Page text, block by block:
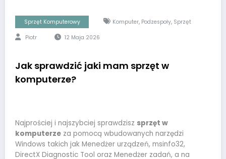
Sprzęt Komputerowy Komputer, Podzespoły, Sprzęt
Piotr 12 Maja 2026
Jak sprawdzić jaki mam sprzęt w
komputerze?
Najprościej i najszybciej sprawdzisz sprzęt w
komputerze za pomocą wbudowanych narzędzi
Windows takich jak Menedżer urządzeń, msinfo32,
DirectX Diagnostic Tool oraz Menedżer zadań, a na